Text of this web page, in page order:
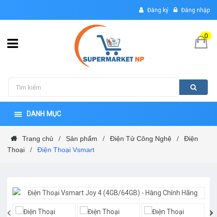
Đăng ký Đăng nhập
0
DANH MỤC
Trang chủ / Sản phẩm / Điện Tử Công Nghệ /
Điện
Thoại
/ Điện Thoại Vsmart
‹ ›